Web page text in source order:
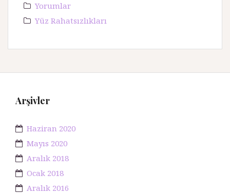
Yorumlar
Yüz Rahatsızlıkları
Arşivler
Haziran 2020
Mayıs 2020
Aralık 2018
Ocak 2018
Aralık 2016